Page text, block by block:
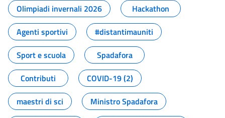
Olimpiadi invernali 2026
Hackathon
Agenti sportivi
#distantimauniti
Sport e scuola
Spadafora
Contributi
COVID-19 (2)
maestri di sci
Ministro Spadafora